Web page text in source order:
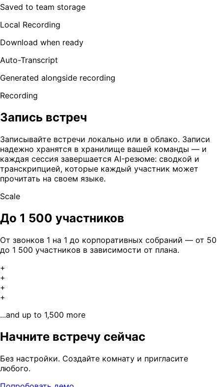
Saved to team storage
Local Recording
Download when ready
Auto-Transcript
Generated alongside recording
Recording
Запись встреч
Записывайте встречи локально или в облако. Записи
надежно хранятся в хранилище вашей команды — и
каждая сессия завершается AI-резюме: сводкой и
транскрипцией, которые каждый участник может
прочитать на своем языке.
Scale
До 1 500 участников
От звонков 1 на 1 до корпоративных собраний — от 50
до 1 500 участников в зависимости от плана.
+
+
+
+
...and up to 1,500 more
Начните встречу сейчас
Без настройки. Создайте комнату и пригласите
любого.